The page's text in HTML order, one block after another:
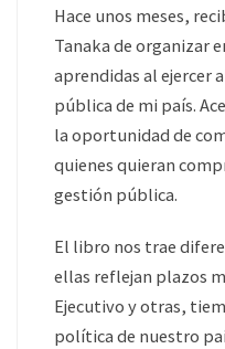
Hace unos meses,
Tanaka de organizar
aprendidas al ejercer
pública de mi país.
la oportunidad de
quienes quieran
gestión pública.
El libro nos trae
ellas reflejan plazos
Ejecutivo y otras,
política de nuestro